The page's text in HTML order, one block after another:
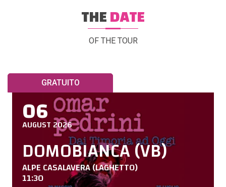
THEDATE
OF THE TOUR
GRATUITO
06
AUGUST 2026
DOMOBIANCA (VB)
ALPE CASALAVERA (LAGHETTO)
11:30